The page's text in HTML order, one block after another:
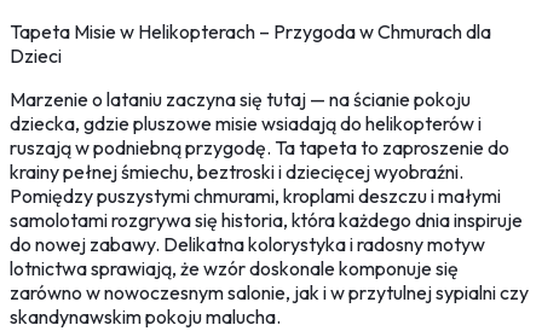
Tapeta Misie w Helikopterach – Przygoda w Chmurach dla
Dzieci
Marzenie o lataniu zaczyna się tutaj — na ścianie pokoju
dziecka, gdzie pluszowe misie wsiadają do helikopterów i
ruszają w podniebną przygodę. Ta tapeta to zaproszenie do
krainy pełnej śmiechu, beztroski i dziecięcej wyobraźni.
Pomiędzy puszystymi chmurami, kroplami deszczu i małymi
samolotami rozgrywa się historia, która każdego dnia inspiruje
do nowej zabawy. Delikatna kolorystyka i radosny motyw
lotnictwa sprawiają, że wzór doskonale komponuje się
zarówno w nowoczesnym salonie, jak i w przytulnej sypialni czy
skandynawskim pokoju malucha.